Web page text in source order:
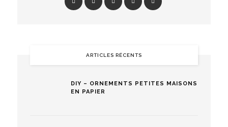
ARTICLES RÉCENTS
DIY – ORNEMENTS PETITES MAISONS
EN PAPIER